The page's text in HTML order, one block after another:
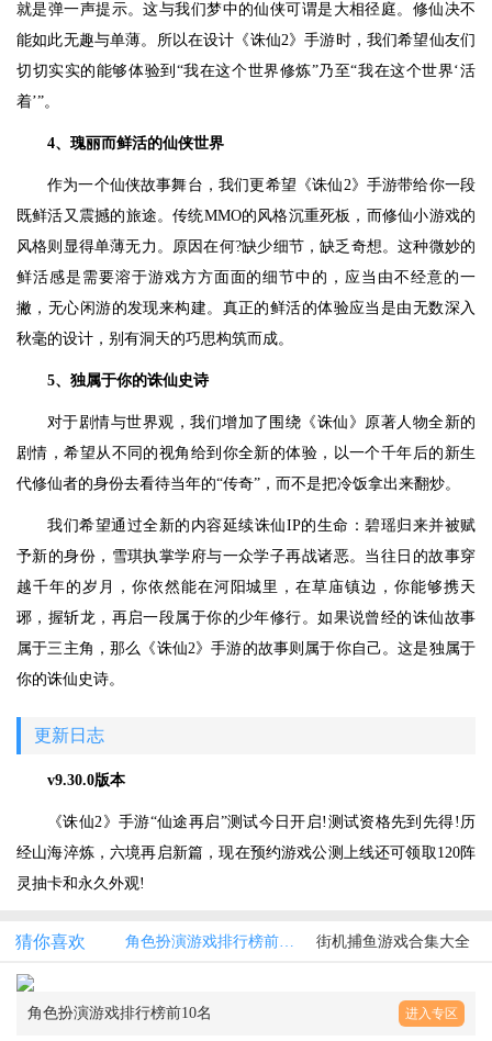
就是弹一声提示。这与我们梦中的仙侠可谓是大相径庭。修仙决不
能如此无趣与单薄。所以在设计《诛仙2》手游时，我们希望仙友们
切切实实的能够体验到“我在这个世界修炼”乃至“我在这个世界‘活
着’”。
4、瑰丽而鲜活的仙侠世界
作为一个仙侠故事舞台，我们更希望《诛仙2》手游带给你一段
既鲜活又震撼的旅途。传统MMO的风格沉重死板，而修仙小游戏的
风格则显得单薄无力。原因在何?缺少细节，缺乏奇想。这种微妙的
鲜活感是需要溶于游戏方方面面的细节中的，应当由不经意的一
撇，无心闲游的发现来构建。真正的鲜活的体验应当是由无数深入
秋毫的设计，别有洞天的巧思构筑而成。
5、独属于你的诛仙史诗
对于剧情与世界观，我们增加了围绕《诛仙》原著人物全新的
剧情，希望从不同的视角给到你全新的体验，以一个千年后的新生
代修仙者的身份去看待当年的“传奇”，而不是把冷饭拿出来翻炒。
我们希望通过全新的内容延续诛仙IP的生命：碧瑶归来并被赋
予新的身份，雪琪执掌学府与一众学子再战诸恶。当往日的故事穿
越千年的岁月，你依然能在河阳城里，在草庙镇边，你能够携天
琊，握斩龙，再启一段属于你的少年修行。如果说曾经的诛仙故事
属于三主角，那么《诛仙2》手游的故事则属于你自己。这是独属于
你的诛仙史诗。
更新日志
v9.30.0版本
《诛仙2》手游“仙途再启”测试今日开启!测试资格先到先得!历
经山海淬炼，六境再启新篇，现在预约游戏公测上线还可领取120阵
灵抽卡和永久外观!
猜你喜欢 角色扮演游戏排行榜前10名 街机捕鱼游戏合集大全
角色扮演游戏排行榜前10名 进入专区